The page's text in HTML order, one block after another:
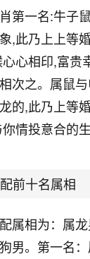
第一名:牛子
,此乃上上等
心相印,富贵
次之。属鼠
的,此乃上等
情投意合的
前十名属相
属相为：属
男。第一名
有开业日子，
但是我家生意
补财库，希望
大半年不上学
变了个人一样，
稳稳的把书读
下父母心啊！